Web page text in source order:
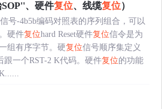
、硬件复位、线缆复位）
号-4b5b编码对照表的序列组合，可以
硬件复位hard Reset硬件复位信令是为
组有序字节。硬复位信号顺序集定义
跟一个RST-2 K代码。硬件复位的功能